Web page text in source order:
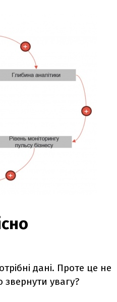
дані. Проте це не
звернути увагу?